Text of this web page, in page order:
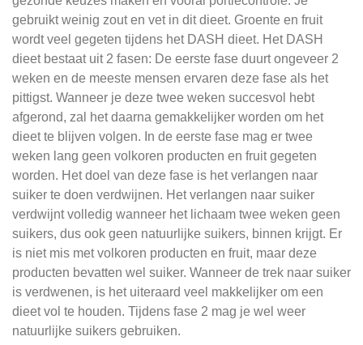
gebruikt weinig zout en vet in dit dieet. Groente en fruit
wordt veel gegeten tijdens het DASH dieet. Het DASH
dieet bestaat uit 2 fasen: De eerste fase duurt ongeveer 2
weken en de meeste mensen ervaren deze fase als het
pittigst. Wanneer je deze twee weken succesvol hebt
afgerond, zal het daarna gemakkelijker worden om het
dieet te blijven volgen. In de eerste fase mag er twee
weken lang geen volkoren producten en fruit gegeten
worden. Het doel van deze fase is het verlangen naar
suiker te doen verdwijnen. Het verlangen naar suiker
verdwijnt volledig wanneer het lichaam twee weken geen
suikers, dus ook geen natuurlijke suikers, binnen krijgt. Er
is niet mis met volkoren producten en fruit, maar deze
producten bevatten wel suiker. Wanneer de trek naar suiker
is verdwenen, is het uiteraard veel makkelijker om een
dieet vol te houden. Tijdens fase 2 mag je wel weer
natuurlijke suikers gebruiken.